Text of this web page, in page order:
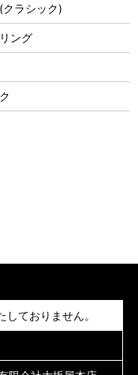
ラシック)
ング
ておりません。